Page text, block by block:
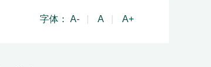
字体： A- A A+